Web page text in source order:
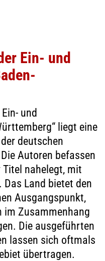
Ein- und
und
liegt eine
deutschen
Autoren befassen
nahelegt, mit
Land bietet den
Ausgangspunkt,
im Zusammenhang
Die ausgeführten
lassen sich oftmals
übertragen.